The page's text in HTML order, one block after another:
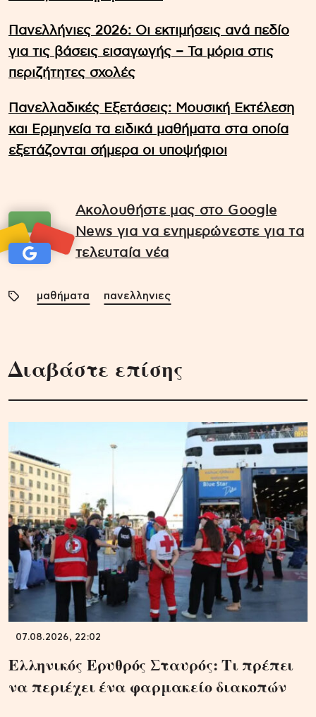
Πανελλήνιες 2026: Οι εκτιμήσεις ανά πεδίο
για τις βάσεις εισαγωγής – Τα μόρια στις
περιζήτητες σχολές
Πανελλαδικές Εξετάσεις: Μουσική Εκτέλεση
και Ερμηνεία τα ειδικά μαθήματα στα οποία
εξετάζονται σήμερα οι υποψήφιοι
Ακολουθήστε μας στο Google
News για να ενημερώνεστε για τα
τελευταία νέα
μαθήματα πανελληνιες
Διαβάστε επίσης
07.08.2026, 22:02
Ελληνικός Ερυθρός Σταυρός: Τι πρέπει
να περιέχει ένα φαρμακείο διακοπών